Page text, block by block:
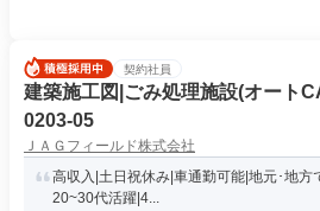
契約社員
建築施工図|ごみ処理施設(オート
0203-05
ＪＡＧフィールド株式会社
高収入|土日祝休み|車通勤可能|地元･地方
20~30代活躍|4...